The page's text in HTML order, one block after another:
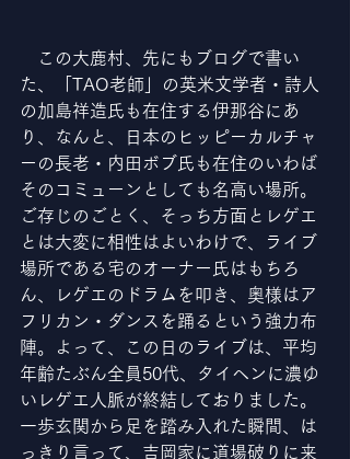
この大鹿村、先にもブログで書い
た、「TAO老師」の英米文学者・詩人
の加島祥造氏も在住する伊那谷にあ
り、なんと、日本のヒッピーカルチャ
ーの長老・内田ボブ氏も在住のいわば
そのコミューンとしても名高い場所。
ご存じのごとく、そっち方面とレゲエ
とは大変に相性はよいわけで、ライブ
場所である宅のオーナー氏はもちろ
ん、レゲエのドラムを叩き、奥様はア
フリカン・ダンスを踊るという強力布
陣。よって、この日のライブは、平均
年齢たぶん全員50代、タイヘンに濃ゆ
いレゲエ人脈が終結しておりました。
一歩玄関から足を踏み入れた瞬間、は
っきり言って、吉岡家に道場破りに来